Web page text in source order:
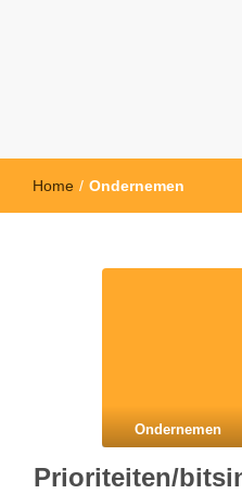
Home / Ondernemen
Ondernemen
Prioriteiten/